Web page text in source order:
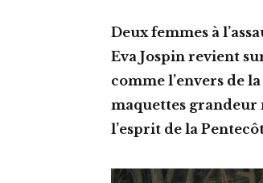
Deux femmes à
Eva Jospin revient
comme l’envers de
maquettes grandeur
l’esprit de la